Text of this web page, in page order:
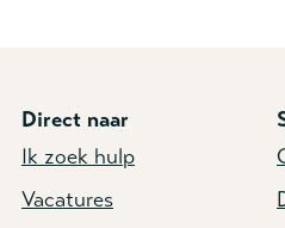
Direct naar
Ik zoek hulp
Vacatures